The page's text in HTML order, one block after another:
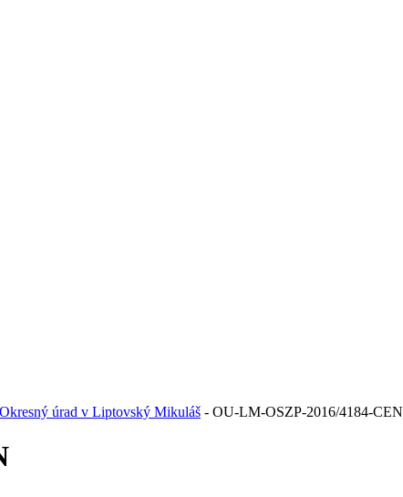
Okresný úrad v Liptovský Mikuláš - OU-LM-OSZP-2016/4184-CEN